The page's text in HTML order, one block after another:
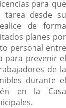
para que
tarea desde su
de forma
planes por
personal entre
para prevenir el
de la
durante el
en la Casa